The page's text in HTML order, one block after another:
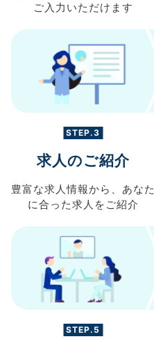
ご入力 いただけます
STEP.3
求人のご紹介
豊富な求人情報から、 あなた
に合った求人を ご紹介
STEP.5